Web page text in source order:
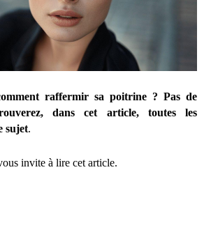
raffermir sa poitrine ? Pas de
dans cet article, toutes les
sujet.
invite à lire cet article.